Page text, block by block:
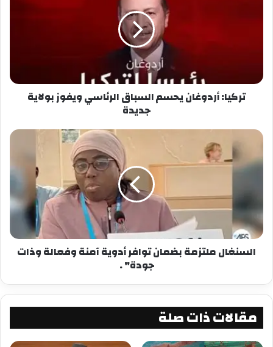
X
تركيا: أردوغان يحسم السباق الرئاسي ويفوز بولاية
جديدة
السنغال ملتزمة بضمان توافر أدوية آمنة وفعالة وذات
جودة" .
مقالات ذات صلة